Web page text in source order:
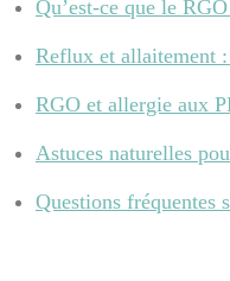
Qu’est-ce que le
Reflux et allaitement
RGO et allergie aux
Astuces naturelles
Questions fréquentes